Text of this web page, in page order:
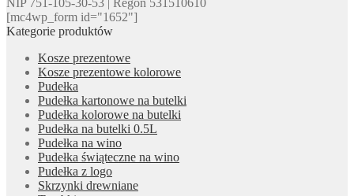
[mc4wp_form id="1652"]
Kategorie produktów
Kosze prezentowe
Kosze prezentowe kolorowe
Pudełka
Pudełka kartonowe na butelki
Pudełka kolorowe na butelki
Pudełka na butelki 0.5L
Pudełka na wino
Pudełka świąteczne na wino
Pudełka z logo
Skrzynki drewniane